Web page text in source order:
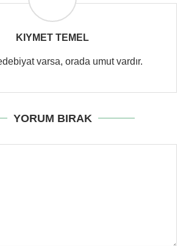
KIYMET TEMEL
varsa, orada umut vardır.
YORUM BIRAK